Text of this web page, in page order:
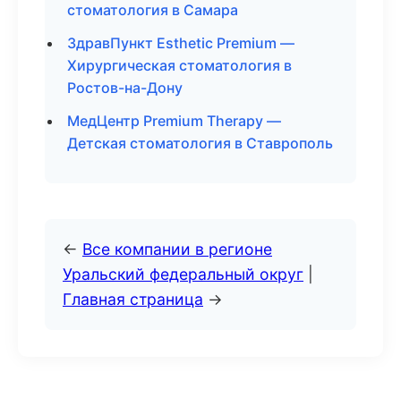
стоматология в Самара
ЗдравПункт Esthetic Premium —
Хирургическая стоматология в
Ростов-на-Дону
МедЦентр Premium Therapy —
Детская стоматология в Ставрополь
← Все компании в регионе
Уральский федеральный округ
Главная страница →